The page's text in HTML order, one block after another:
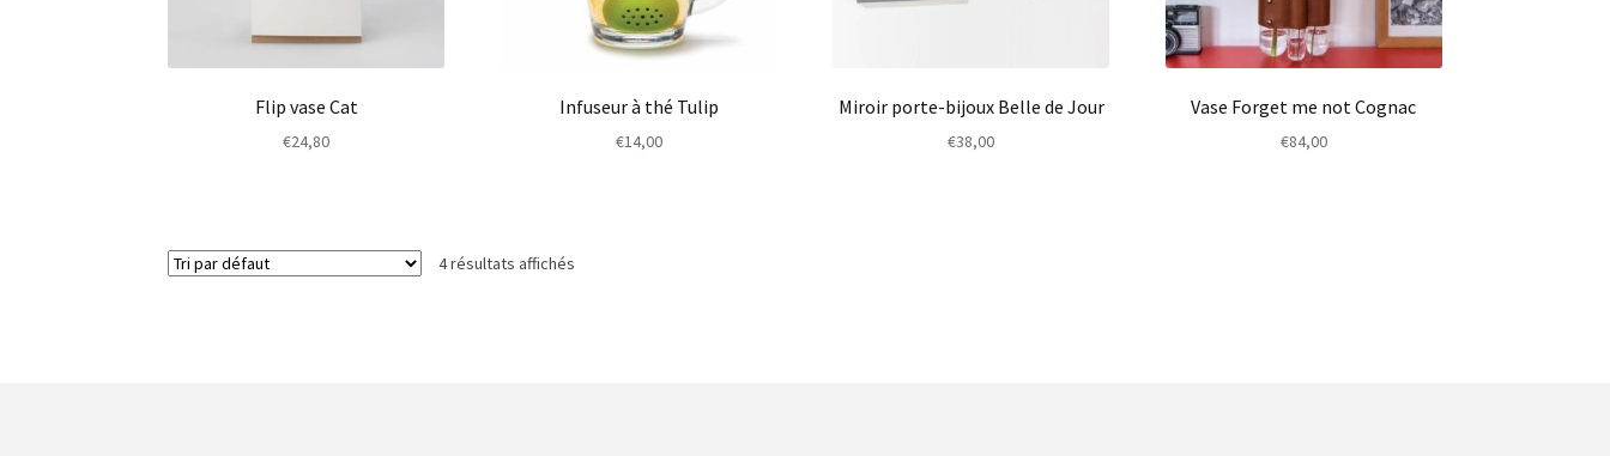
Flip vase Cat
€24,80
Infuseur à thé Tulip
€14,00
Miroir porte-bijoux Belle de Jour
€38,00
Vase Forget me not Cognac
€84,00
4 résultats affichés